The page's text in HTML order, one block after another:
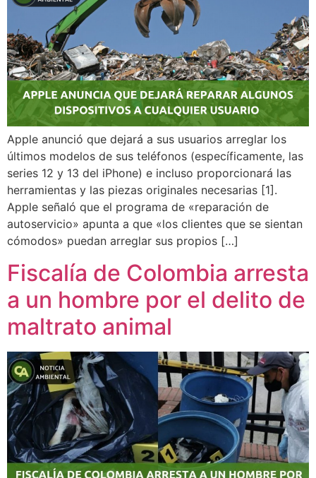
Apple anunció que dejará a sus usuarios arreglar los
últimos modelos de sus teléfonos (específicamente, las
series 12 y 13 del iPhone) e incluso proporcionará las
herramientas y las piezas originales necesarias [1].
Apple señaló que el programa de «reparación de
autoservicio» apunta a que «los clientes que se sientan
cómodos» puedan arreglar sus propios […]
Fiscalía de Colombia arresta
a un hombre por el delito de
maltrato animal